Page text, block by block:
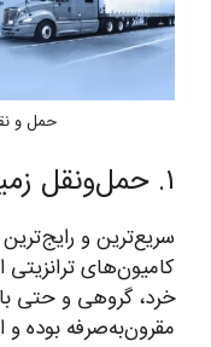
حمل و
۱. حمل‌ونقل زمینی (جاده‌ای و ریلی)
سریع‌ترین و
کامیون‌های
خرد، گروهی و حتی
مقرون‌به‌صرفه بوده و